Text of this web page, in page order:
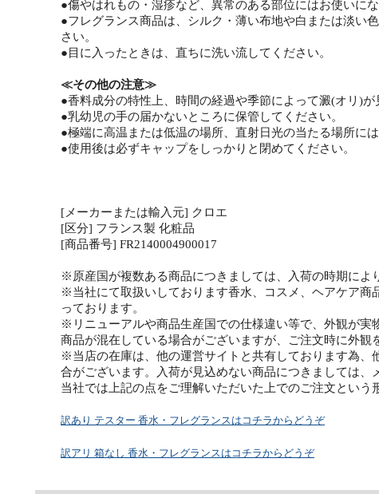
●傷やはれもの・湿疹など、異常のある部位にはお使いにな
●フレグランス商品は、シルク・薄い布地や白または淡い
さい。
●目に入ったときは、直ちに洗い流してください。
≪その他の注意≫
●香料成分の特性上、時間の経過や季節によって澱(オリ)が
●乳幼児の手の届かないところに保管してください。
●極端に高温または低温の場所、直射日光の当たる場所に
●使用後は必ずキャップをしっかりと閉めてください。
[メーカーまたは輸入元] クロエ
[区分] フランス製 化粧品
[商品番号] FR2140004900017
※原産国が複数ある商品につきましては、入荷の時期によ
※当社にて取扱いしております香水、コスメ、ヘアケア商
っております。
※リニューアルや商品生産国での仕様違い等で、外観が実
商品が混在している場合がございますが、ご注文時に外観
※当店の在庫は、他の運営サイトと共有しております為
合がございます。入荷が見込めない商品につきましては、
当社では上記の点をご理解いただいた上でのご注文という
訳あり テスター 香水・フレグランスはコチラからどうぞ
訳アリ 箱なし 香水・フレグランスはコチラからどうぞ